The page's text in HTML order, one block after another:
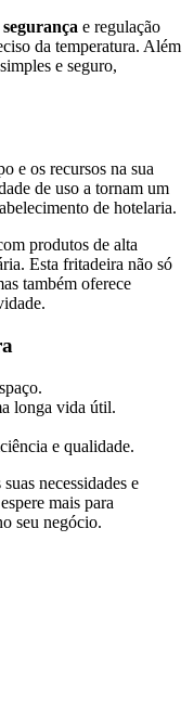
e regulação
da temperatura. Além
e seguro,
e os recursos na sua
de uso a tornam um
de hotelaria.
produtos de alta
Esta fritadeira não só
também oferece
longa vida útil.
e qualidade.
necessidades e
mais para
seu negócio.